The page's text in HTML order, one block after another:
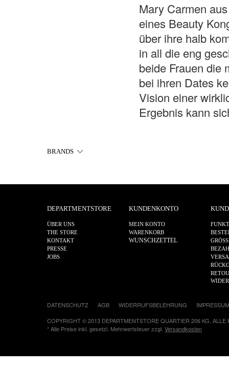
Mary Carmen
eines Beauty­
über ihre halb
in all die eng
beide Frauen die
bei ihren Dates
Vision einer
Ergebnis kann
BRANDS
DEPARTMENTSTORE
ÜBER UNS
THE STORE
KONTAKT
PRESSE
JOBS
KUNDENKONTO
MEIN KONTO
WARENKORB
WUNSCHZETTEL
DATENSCHUTZ AGB WIDERRUFSBELEHRUNG
IMPRESSUM
COPYRIGHT © 2013 DEPARTMENTSTORE QUARTIER 206 KG, ALLE
* Alle Preise inkl. gesetzl. Mehrwertsteuer zzgl. Versandkosten